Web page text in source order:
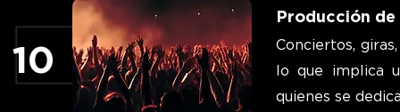
Producción
Conciertos,
lo que implica
quienes se
10